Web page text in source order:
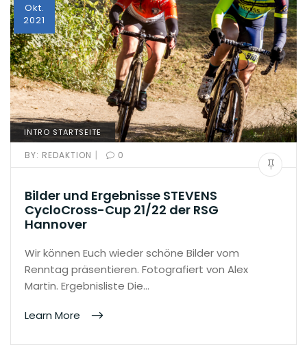
Okt.
2021
INTRO STARTSEITE
BY: REDAKTION | 0
Bilder und Ergebnisse STEVENS
CycloCross-Cup 21/22 der RSG
Hannover
Wir können Euch wieder schöne Bilder vom
Renntag präsentieren. Fotografiert von Alex
Martin. Ergebnisliste Die…
Learn More